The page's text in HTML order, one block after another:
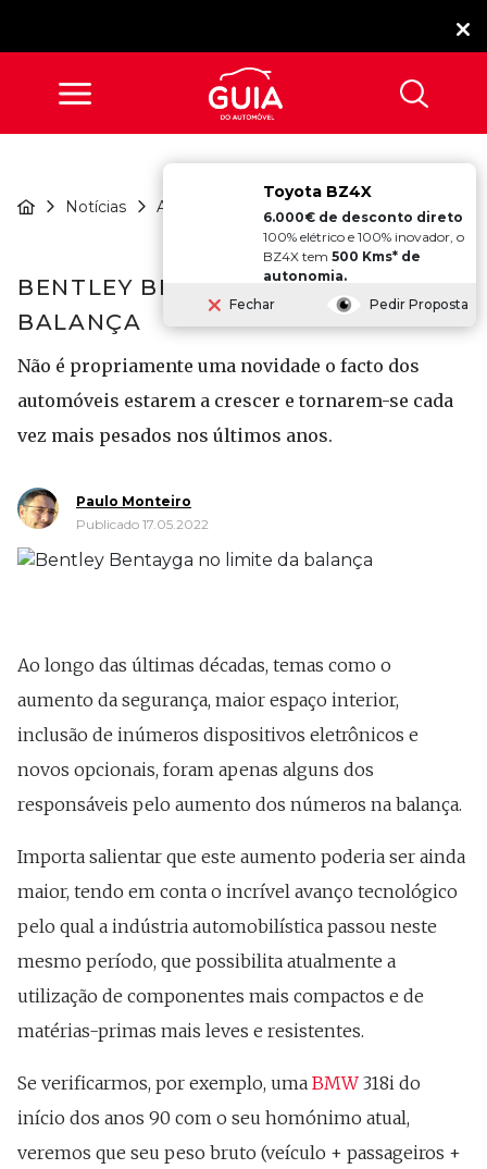
Notícias Atualidade
Bentley Bentayga No
Limite Da ...
BENTLEY BENTAYGA NO LIMITE DA
BALANÇA
Não é propriamente uma novidade o facto dos
automóveis estarem a crescer e tornarem-se cada
vez mais pesados nos últimos anos.
Paulo Monteiro
Publicado 17.05.2022
Ao longo das últimas décadas, temas como o
aumento da segurança, maior espaço interior,
inclusão de inúmeros dispositivos eletrônicos e
novos opcionais, foram apenas alguns dos
responsáveis pelo aumento dos números na balança.
Importa salientar que este aumento poderia ser ainda
maior, tendo em conta o incrível avanço tecnológico
pelo qual a indústria automobilística passou neste
mesmo período, que possibilita atualmente a
utilização de componentes mais compactos e de
matérias-primas mais leves e resistentes.
Se verificarmos, por exemplo, uma BMW 318i do
início dos anos 90 com o seu homónimo atual,
veremos que seu peso bruto (veículo + passageiros +
Toyota BZ4X
6.000€ de desconto direto
100% elétrico e 100% inovador, o
BZ4X tem 500 Kms* de
autonomia.
Fechar
Pedir Proposta